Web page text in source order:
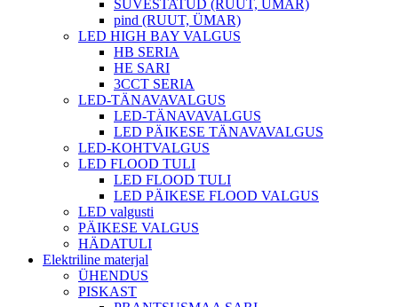
SUVESTATUD (RUUT, ÜMAR)
pind (RUUT, ÜMAR)
LED HIGH BAY VALGUS
HB SERIA
HE SARI
3CCT SERIA
LED-TÄNAVAVALGUS
LED-TÄNAVAVALGUS
LED PÄIKESE TÄNAVAVALGUS
LED-KOHTVALGUS
LED FLOOD TULI
LED FLOOD TULI
LED PÄIKESE FLOOD VALGUS
LED valgusti
PÄIKESE VALGUS
HÄDATULI
Elektriline materjal
ÜHENDUS
PISKAST